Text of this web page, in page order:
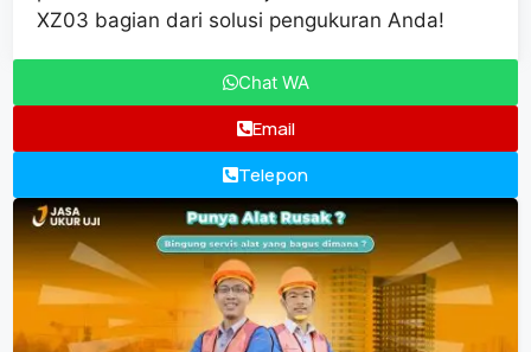
XZ03 bagian dari solusi pengukuran Anda!
Chat WA
Email
Telepon